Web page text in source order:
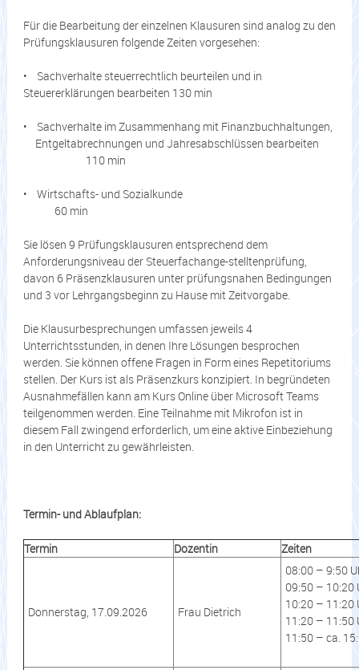
Für die Bearbeitung der einzelnen Klausuren sind analog zu den
Prüfungsklausuren folgende Zeiten vorgesehen:
• Sachverhalte steuerrechtlich beurteilen und in
Steuererklärungen bearbeiten 130 min
• Sachverhalte im Zusammenhang mit Finanzbuchhaltungen,
Entgeltabrechnungen und Jahresabschlüssen bearbeiten
110 min
• Wirtschafts- und Sozialkunde
60 min
Sie lösen 9 Prüfungsklausuren entsprechend dem
Anforderungsniveau der Steuerfachange-stelltenprüfung,
davon 6 Präsenzklausuren unter prüfungsnahen Bedingungen
und 3 vor Lehrgangsbeginn zu Hause mit Zeitvorgabe.
Die Klausurbesprechungen umfassen jeweils 4
Unterrichtsstunden, in denen Ihre Lösungen besprochen
werden. Sie können offene Fragen in Form eines Repetitoriums
stellen. Der Kurs ist als Präsenzkurs konzipiert. In begründeten
Ausnahmefällen kann am Kurs Online über Microsoft Teams
teilgenommen werden. Eine Teilnahme mit Mikrofon ist in
diesem Fall zwingend erforderlich, um eine aktive Einbeziehung
in den Unterricht zu gewährleisten.
Termin- und Ablaufplan:
Termin Dozentin Zeiten
Donnerstag, 17.09.2026 Frau Dietrich
08:00 – 9:50
09:50 – 10:20
10:20 – 11:20
11:20 – 11:50
11:50 – ca.